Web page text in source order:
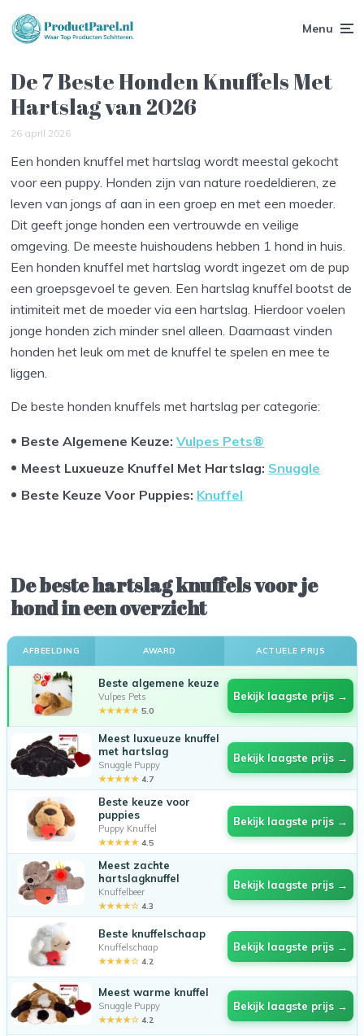
Menu
De 7 Beste Honden Knuffels Met
Hartslag van 2026
26 april 2026
Een honden knuffel met hartslag wordt meestal gekocht
voor een puppy. Honden zijn van nature roedeldieren, ze
leven van jongs af aan in een groep en met een moeder.
Dit geeft jonge honden een vertrouwde en veilige
omgeving. De meeste huishoudens hebben 1 hond in huis.
Een honden knuffel met hartslag wordt ingezet om de pup
een groepsgevoel te geven. Een hartslag knuffel bootst de
intimiteit met de moeder via een hartslag. Hierdoor voelen
jonge honden zich minder snel alleen. Daarnaast vinden
honden het leuk om met de knuffel te spelen en mee te
liggen.
De beste honden knuffels met hartslag per categorie:
Beste Algemene Keuze:Vulpes Pets®
Meest Luxueuze Knuffel Met Hartslag: Snuggle
Beste Keuze Voor Puppies: Knuffel
De beste hartslag knuffels voor je
hond in een overzicht
AFBEELDING AWARD ACTUELE PRIJS
Beste algemene keuze
Vulpes Pets
★★★★★ 5.0
Bekijk laagste prijs →
Meest luxueuze knuffel
met hartslag
Snuggle Puppy
★★★★★ 4.7
Bekijk laagste prijs →
Beste keuze voor
puppies
Puppy Knuffel
★★★★★ 4.5
Bekijk laagste prijs →
Meest zachte
hartslagknuffel
Knuffelbeer
★★★★☆ 4.3
Bekijk laagste prijs →
Beste knuffelschaap
Knuffelschaap
★★★★☆ 4.2
Bekijk laagste prijs →
Meest warme knuffel
Snuggle Puppy
★★★★☆ 4.2
Bekijk laagste prijs →